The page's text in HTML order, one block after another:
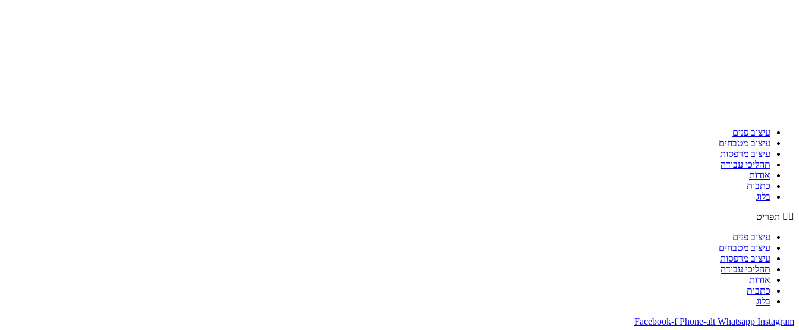
עיצוב פנים
עיצוב מטבחים
עיצוב מרפסות
תהליכי עבודה
אודות
כתבות
בלוג
תפריט
עיצוב פנים
עיצוב מטבחים
עיצוב מרפסות
תהליכי עבודה
אודות
כתבות
בלוג
Facebook-f Phone-alt Whatsapp Instagram